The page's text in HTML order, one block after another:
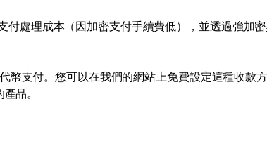
處理成本（因加密支付手續費低），並透過強加
支付。您可以在我們的網站上免費設定這種收款方
品。